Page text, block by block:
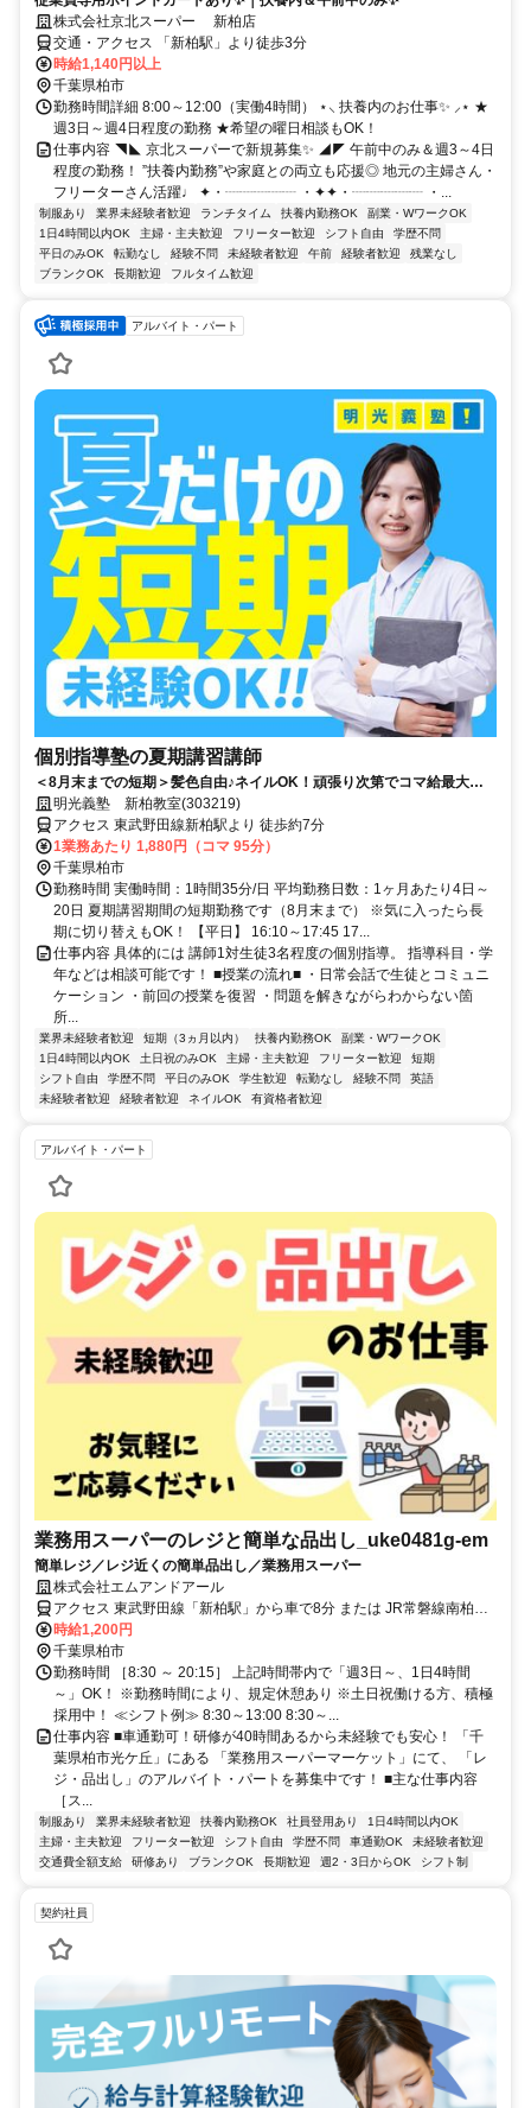
株式会社京北スーパー 新柏店
交通・アクセス 「新柏駅」より徒歩3分
時給1,140円以上
千葉県柏市
勤務時間詳細 8:00～12:00（実働4時間） ⋆⸜ 扶養内のお仕事✨ ⸝⋆ ★
週3日～週4日程度の勤務 ★希望の曜日相談もOK！
仕事内容 ◥◣ 京北スーパーで新規募集✨ ◢◤ 午前中のみ＆週3～4日
程度の勤務！ ”扶養内勤務”や家庭との両立も応援◎ 地元の主婦さん・
フリーターさん活躍♩ ✦・┈┈┈┈┈ ・✦✦・┈┈┈┈┈ ・...
制服あり 業界未経験者歓迎 ランチタイム 扶養内勤務OK
副業・WワークOK
1日4時間以内OK
主婦・主夫歓迎 フリーター歓迎 シフト自由
学歴不問
平日のみOK
転勤なし 経験不問 未経験者歓迎 午前 経験者歓迎
残業なし
ブランクOK
長期歓迎 フルタイム歓迎
アルバイト・パート
個別指導塾の夏期講習講師
＜8月末までの短期＞髪色自由♪ネイルOK！頑張り次第でコマ給最大
3000円！得意科目で先生デビュー！未経験が活躍中の塾講師◎週１回～
OK（シフト自由）
明光義塾 新柏教室(303219)
アクセス 東武野田線新柏駅より 徒歩約7分
1業務あたり 1,880円（コマ 95分）
千葉県柏市
勤務時間 実働時間：1時間35分/日 平均勤務日数：1ヶ月あたり4日～
20日 夏期講習期間の短期勤務です（8月末まで） ※気に入ったら長
期に切り替えもOK！ 【平日】 16:10～17:45 17...
仕事内容 具体的には 講師1対生徒3名程度の個別指導。 指導科目・学
年などは相談可能です！ ■授業の流れ■ ・日常会話で生徒とコミュニ
ケーション ・前回の授業を復習 ・問題を解きながらわからない箇
所...
業界未経験者歓迎 短期（3ヵ月以内） 扶養内勤務OK
副業・WワークOK
1日4時間以内OK
土日祝のみOK 主婦・主夫歓迎 フリーター歓迎
短期
シフト自由
学歴不問 平日のみOK 学生歓迎 転勤なし 経験不問
英語
未経験者歓迎
経験者歓迎 ネイルOK 有資格者歓迎
アルバイト・パート
業務用スーパーのレジと簡単な品出し_uke0481g-em
簡単レジ／レジ近くの簡単品出し／業務用スーパー
株式会社エムアンドアール
アクセス 東武野田線「新柏駅」から車で8分 または JR常磐線南柏駅
発「光が丘」バス停まで乗車約６分、下車後徒歩約３分
時給1,200円
千葉県柏市
勤務時間 ［8:30 ～ 20:15］ 上記時間帯内で「週3日～、1日4時間
～」OK！ ※勤務時間により、規定休憩あり ※土日祝働ける方、積極
採用中！ ≪シフト例≫ 8:30～13:00 8:30～...
仕事内容 ■車通勤可！研修が40時間あるから未経験でも安心！ 「千
葉県柏市光ケ丘」にある 「業務用スーパーマーケット」にて、 「レ
ジ・品出し」のアルバイト・パートを募集中です！ ■主な仕事内容
［ス...
制服あり 業界未経験者歓迎 扶養内勤務OK 社員登用あり
1日4時間以内OK
主婦・主夫歓迎
フリーター歓迎 シフト自由 学歴不問 車通勤OK
未経験者歓迎
交通費全額支給
研修あり ブランクOK 長期歓迎 週2・3日からOK シフト制
契約社員